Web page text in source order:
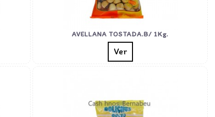
AVELLANA TOSTADA.B/ 1Kg.
Ver